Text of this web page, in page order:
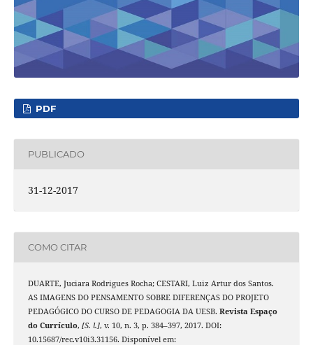
PDF
PUBLICADO
31-12-2017
COMO CITAR
DUARTE, Juciara Rodrigues Rocha; CESTARI, Luiz Artur dos Santos.
AS IMAGENS DO PENSAMENTO SOBRE DIFERENÇAS DO PROJETO
PEDAGÓGICO DO CURSO DE PEDAGOGIA DA UESB. Revista Espaço
do Currículo, [S. l.], v. 10, n. 3, p. 384–397, 2017. DOI:
10.15687/rec.v10i3.31156. Disponível em: